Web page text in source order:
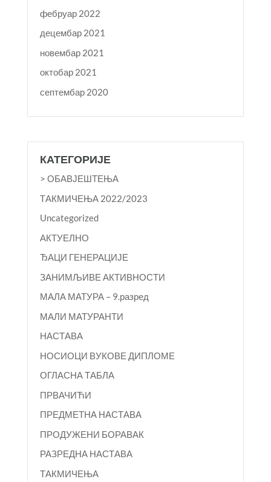
фебруар 2022
децембар 2021
новембар 2021
октобар 2021
септембар 2020
КАТЕГОРИЈЕ
> ОБАВЈЕШТЕЊА
TАКМИЧЕЊА 2022/2023
Uncategorized
АКТУЕЛНО
ЂАЦИ ГЕНЕРАЦИЈЕ
ЗАНИМЉИВЕ АКТИВНОСТИ
МАЛА МАТУРА – 9.разред
МАЛИ МАТУРАНТИ
НАСТАВА
НОСИОЦИ ВУКОВЕ ДИПЛОМЕ
ОГЛАСНА ТАБЛА
ПРВАЧИЋИ
ПРЕДМЕТНА НАСТАВА
ПРОДУЖЕНИ БОРАВАК
РАЗРЕДНА НАСТАВА
ТАКМИЧЕЊА